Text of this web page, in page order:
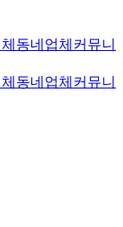
동네업체 커뮤니
동네업체 커뮤니